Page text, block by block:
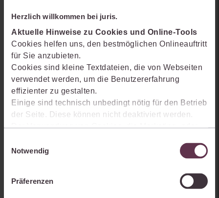
Herzlich willkommen bei juris.
Aktuelle Hinweise zu Cookies und Online-Tools
Cookies helfen uns, den bestmöglichen Onlineauftritt
für Sie anzubieten.
Cookies sind kleine Textdateien, die von Webseiten
verwendet werden, um die Benutzererfahrung
effizienter zu gestalten.
Einige sind technisch unbedingt nötig für den Betrieb
der Seite. Diese können nicht deaktiviert werden.
Der Verwendung von Cookies, die Marketing- oder
Produkte zu optimieren, können Sie zustimmen,
indem Sie auf „Alles akzeptieren“ klicken. Mit Ihrer
einverstanden, dass die mittels der Cookies
Notwendig
Präferenzen
juris Steuerrecht Premium
mehr Informationen
Zur Merkliste hinzufügen